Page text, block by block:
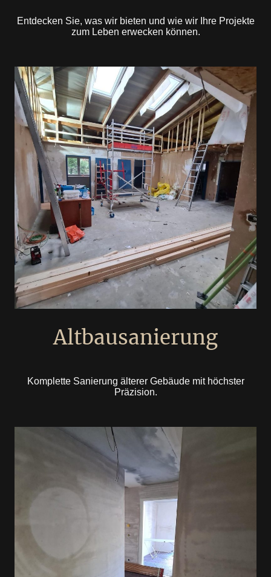
Entdecken Sie, was wir bieten und wie wir Ihre Projekte
zum Leben erwecken können.
Altbausanierung
Komplette Sanierung älterer Gebäude mit höchster
Präzision.